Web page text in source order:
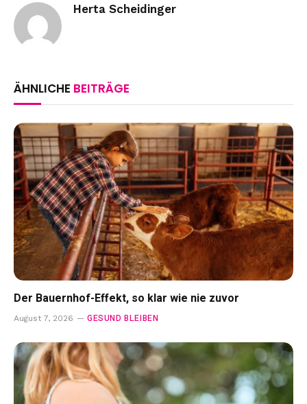
Herta Scheidinger
ÄHNLICHE BEITRÄGE
Der Bauernhof-Effekt, so klar wie nie zuvor
August 7, 2026 GESUND BLEIBEN